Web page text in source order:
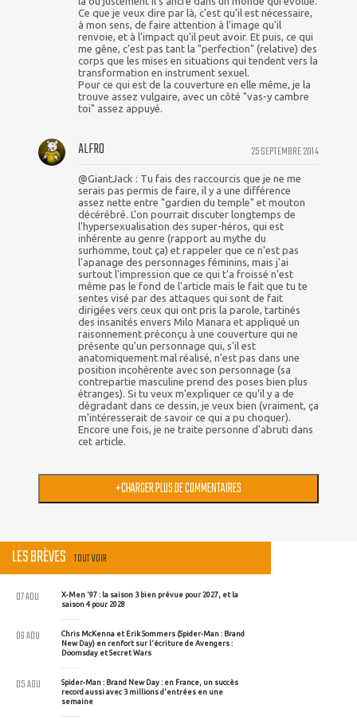
Ce que je veux dire par là, c'est qu'il est nécessaire,
à mon sens, de faire attention à l'image qu'il
renvoie, et à l'impact qu'il peut avoir. Et puis, ce qui
me gêne, c'est pas tant la "perfection" (relative) des
corps que les mises en situations qui tendent vers la
transformation en instrument sexuel.
Pour ce qui est de la couverture en elle même, je la
trouve assez vulgaire, avec un côté "vas-y cambre
toi" assez appuyé.
25 SEPTEMBRE 2014
ALFRO
@GiantJack : Tu fais des raccourcis que je ne me
serais pas permis de faire, il y a une différence
assez nette entre "gardien du temple" et mouton
décérébré. L'on pourrait discuter longtemps de
l'hypersexualisation des super-héros, qui est
inhérente au genre (rapport au mythe du
surhomme, tout ça) et rappeler que ce n'est pas
l'apanage des personnages féminins, mais j'ai
surtout l'impression que ce qui t'a froissé n'est
même pas le fond de l'article mais le fait que tu te
sentes visé par des attaques qui sont de fait
dirigées vers ceux qui ont pris la parole, tartinés
des insanités envers Milo Manara et appliqué un
raisonnement préconçu à une couverture qui ne
présente qu'un personnage qui, s'il est
anatomiquement mal réalisé, n'est pas dans une
position incohérente avec son personnage (sa
contrepartie masculine prend des poses bien plus
étranges). Si tu veux m'expliquer ce qu'il y a de
dégradant dans ce dessin, je veux bien (vraiment, ça
m'intéresserait de savoir ce qui a pu choquer).
Encore une fois, je ne traite personne d'abruti dans
cet article.
+CHARGER PLUS DE COMMENTAIRES
LES BRÈVES TOUT VOIR
X-Men '97 : la saison 3 bien prévue pour 2027, et la
saison 4 pour 2028
07 AOU
Chris McKenna et Erik Sommers (Spider-Man : Brand
New Day) en renfort sur l'écriture de Avengers :
Doomsday et Secret Wars
06 AOU
Spider-Man : Brand New Day : en France, un succès
record aussi avec 3 millions d'entrées en une
semaine
05 AOU